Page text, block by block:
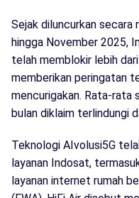
Sejak diluncurkan secara
hingga November 2025,
telah memblokir lebih
memberikan peringatan
mencurigakan. Rata-rata
bulan diklaim terlindungi
Teknologi AIvolusi5G
layanan Indosat,
layanan internet rumah